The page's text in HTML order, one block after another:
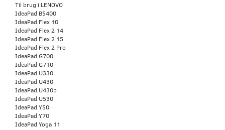
Til brug i LENOVO
IdeaPad B5400
IdeaPad Flex 10
IdeaPad Flex 2 14
IdeaPad Flex 2 15
IdeaPad Flex 2 Pro
IdeaPad G700
IdeaPad G710
IdeaPad U330
IdeaPad U430
IdeaPad U430p
IdeaPad U530
IdeaPad Y50
IdeaPad Y70
IdeaPad Yoga 11